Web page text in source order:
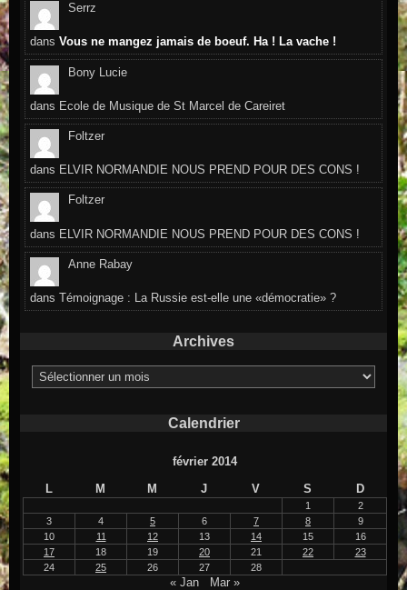
Serrz
dansVous ne mangez jamais de boeuf. Ha ! La vache !
Bony Lucie
dans Ecole de Musique de St Marcel de Careiret
Foltzer
dans ELVIR NORMANDIE NOUS PREND POUR DES CONS !
Foltzer
dans ELVIR NORMANDIE NOUS PREND POUR DES CONS !
Anne Rabay
dansTémoignage : La Russie est-elle une «démocratie» ?
Archives
Archives
Calendrier
février 2014
L
M M J V S D
1
2
3
4 5 6 7 8
9
10
11 12 13 14 15
16
17
18 19 20 21 22
23
24
25 26 27 28
« Jan Mar »